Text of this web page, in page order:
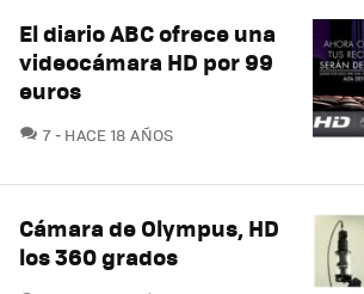
El diario ABC ofrece una
videocámara HD por 99
euros
7COMENTARIOS
HACE 18 AÑOS
Cámara de Olympus, HD
los 360 grados